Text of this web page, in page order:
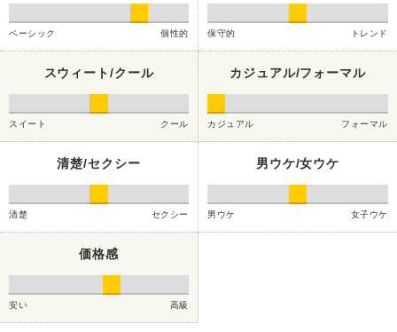
ベーシック 個性的 保守的 トレンド
スウィート/クール
スイート クール
カジュアル/フォーマル
カジュアル フォーマル
清楚/セクシー
清楚 セクシー
男ウケ/女ウケ
男ウケ 女子ウケ
価格感
安い 高級